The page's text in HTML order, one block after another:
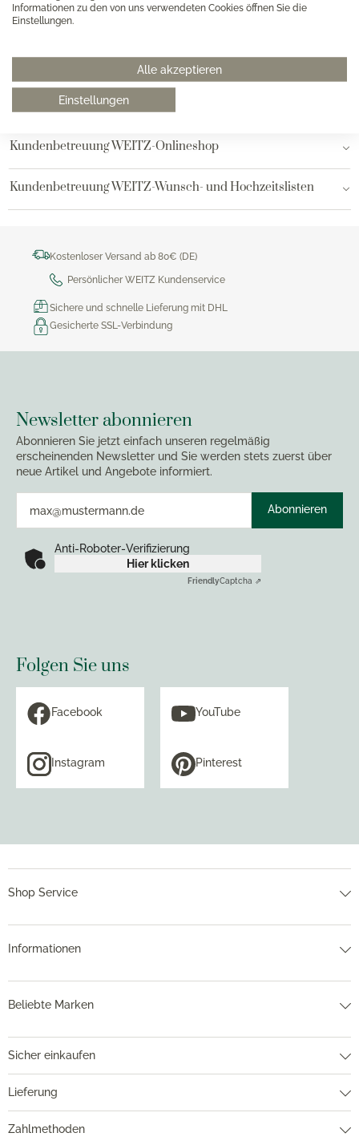
Informationen zu den von uns verwendeten Cookies öffnen Sie die
Einstellungen.
Alle akzeptieren
Einstellungen
Hamburg am Neuen Wall
Kundenbetreuung WEITZ-Onlineshop
Kundenbetreuung WEITZ-Wunsch- und Hochzeitslisten
Kostenloser Versand ab 80€ (DE)
Persönlicher WEITZ Kundenservice
Sichere und schnelle Lieferung mit DHL
Gesicherte SSL-Verbindung
Newsletter abonnieren
Abonnieren Sie jetzt einfach unseren regelmäßig
erscheinenden Newsletter und Sie werden stets zuerst über
neue Artikel und Angebote informiert.
Abonnieren
Anti-Roboter-Verifizierung
Hier klicken
FriendlyCaptcha ⇗
Folgen Sie uns
Facebook YouTube
Instagram Pinterest
Shop Service
Informationen
Beliebte Marken
Sicher einkaufen
Lieferung
Zahlmethoden